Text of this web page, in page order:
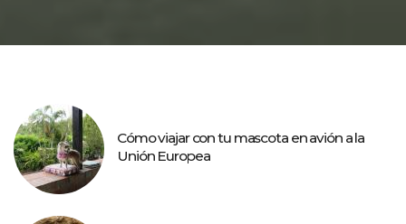
Cómo viajar con tu mascota en avión a la
Unión Europea